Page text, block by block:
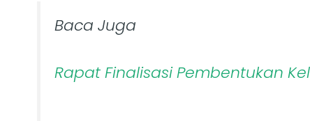
Baca Juga
Rapat Finalisasi Pembentukan